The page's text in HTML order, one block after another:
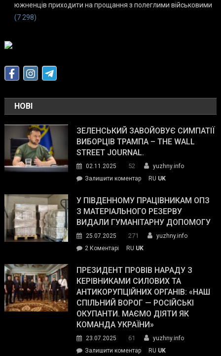
южненців приходити на прощання з полеглими військовими
(7 298)
НОВІ
ЗЕЛЕНСЬКИЙ ЗАВОЙОВУЄ СИМПАТІЇ
ВИБОРЦІВ ТРАМПА – THE WALL
STREET JOURNAL.
02.11.2025 52
yuzhny.info
Залишити коментарon
завойовує
симпатії
виборців
The
Street
Journal.
RU UK
У ПІВДЕННОМУ ПРАЦІВНИКАМ ОПЗ
З МАТЕРІАЛЬНОГО РЕЗЕРВУ
ВИДАЛИ ГУМАНІТАРНУ ДОПОМОГУ
25.07.2025 271
yuzhny.info
2 Коментарі
Південному
працівникам
ОПЗ
з
матеріального
резерву
гуманітарну
допомогу
RU UK
ПРЕЗИДЕНТ ПРОВІВ НАРАДУ З
КЕРІВНИКАМИ СИЛОВИХ ТА
АНТИКОРУПЦІЙНИХ ОРГАНІВ: «НАШ
СПІЛЬНИЙ ВОРОГ — РОСІЙСЬКІ
ОКУПАНТИ. МАЄМО ДІЯТИ ЯК
КОМАНДА УКРАЇНИ»
23.07.2025 61
yuzhny.info
Залишити коментарon
RU UK